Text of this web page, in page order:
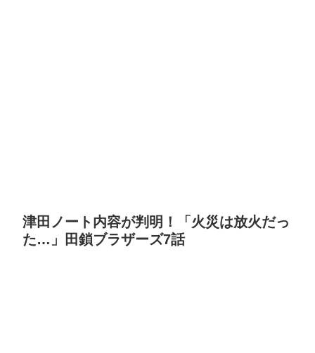
津田ノート内容が判明！「火災は放火だっ
た…」田鎖ブラザーズ7話